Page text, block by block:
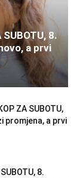
8.
a prvi
ZA SUBOTU,
promjena, a prvi
8.